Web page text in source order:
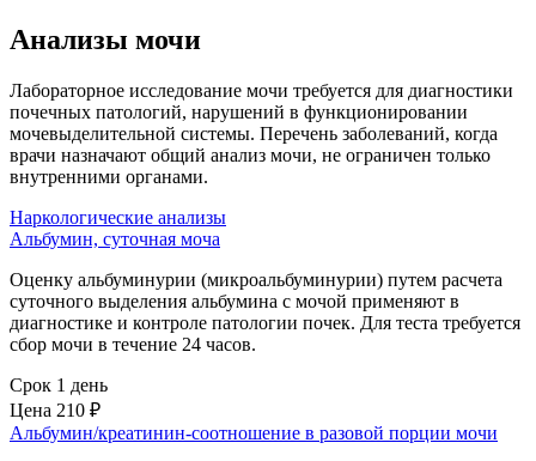
Анализы мочи
Лабораторное исследование мочи требуется для диагностики
почечных патологий, нарушений в функционировании
мочевыделительной системы. Перечень заболеваний, когда
врачи назначают общий анализ мочи, не ограничен только
внутренними органами.
Наркологические анализы
Альбумин, суточная моча
Оценку альбуминурии (микроальбуминурии) путем расчета
суточного выделения альбумина с мочой применяют в
диагностике и контроле патологии почек. Для теста требуется
сбор мочи в течение 24 часов.
Срок 1 день
Цена 210 ₽
Альбумин/креатинин-соотношение в разовой порции мочи